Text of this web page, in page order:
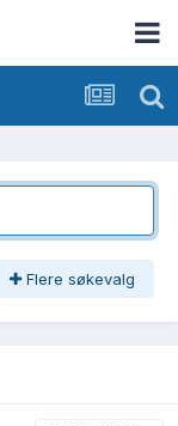
Flere søkevalg